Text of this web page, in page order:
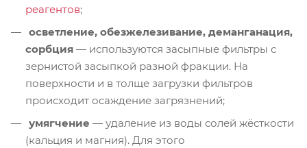
реагентов;
осветление, обезжелезивание, деманганация,
сорбция — используются засыпные фильтры с
зернистой засыпкой разной фракции. На
поверхности и в толще загрузки фильтров
происходит осаждение загрязнений;
умягчение — удаление из воды солей жёсткости
(кальция и магния). Для этого